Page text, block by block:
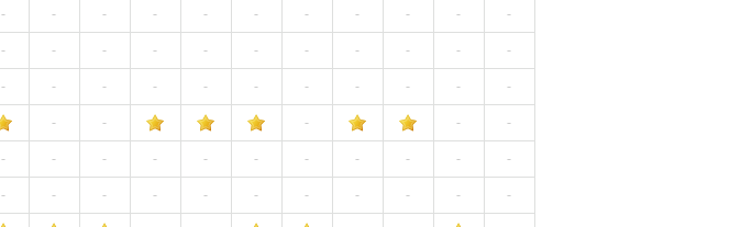
- - - - - - - - - - -
- - - - - - - - - - -
- - - - - - - - - - -
- - - - -
- - - - - - - - - - -
- - - - - - - - - - -